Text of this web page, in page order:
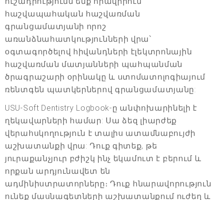
հաշվապահական հաշվառման
գրանցամատյանի որոշ
առանձնահատկությունների վրա՝
օգտագործելով հիվանդների էլեկտրոնային
հաշվառման մատյանների պահպանման
ծրագրաշարի օրինակը և ստոմատոլոգիայում
ռենտգեն պատկերներով գրանցամատյանը:
USU-Soft Dentistry Logbook-ը անփոխարինելի է
ղեկավարների համար: Սա ձեզ լիարժեք
վերահսկողություն է տալիս ատամնաբույժի
աշխատանքի վրա: Դուք գիտեք, թե
յուրաքանչյուր բժիշկ ինչ եկամուտ է բերում և
որքան արդյունավետ են
ադմինիստրատորները։ Դուք հնարավորություն
ունեք մասնագետների աշխատանքում ուժեղ և